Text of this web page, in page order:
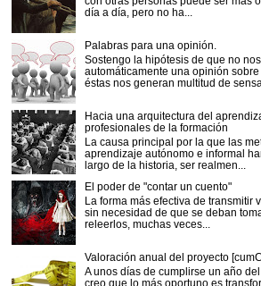
día a día, pero no ha...
Palabras para una opinión.
Sostengo la hipótesis de que no
automáticamente una opinión
éstas nos generan multitud de
Hacia una arquitectura del
profesionales de la formación
La causa principal por la que las
aprendizaje autónomo e informal
largo de la historia, ser realmen...
El poder de "contar un cuento"
La forma más efectiva de transmitir
sin necesidad de que se deban
releerlos, muchas veces...
Valoración anual del proyecto
A unos días de cumplirse un año
creo que lo más oportuno es